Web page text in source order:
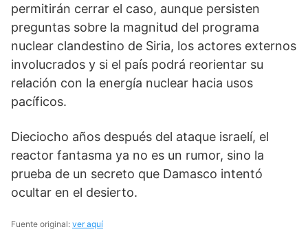
permitirán cerrar el caso, aunque persisten
preguntas sobre la magnitud del programa
nuclear clandestino de Siria, los actores externos
involucrados y si el país podrá reorientar su
relación con la energía nuclear hacia usos
pacíficos.
Dieciocho años después del ataque israelí, el
reactor fantasma ya no es un rumor, sino la
prueba de un secreto que Damasco intentó
ocultar en el desierto.
Fuente original: ver aquí